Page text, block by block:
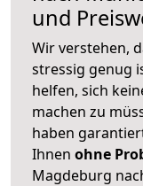
und
Wir verstehen,
stressig genug
helfen, sich
machen zu
haben
Ihnen ohne
Magdeburg